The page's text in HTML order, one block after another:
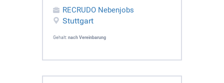
RECRUDO Nebenjobs
Stuttgart
Gehalt: nach Vereinbarung